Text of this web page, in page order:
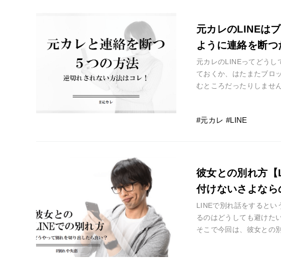
元カレのLINEは
ように連絡を断
元カレのLINEってどうし
ておくか、はたまたブロ
むところだったりしませ
元カレ LINE
彼女との別れ方
付けないさよなら
LINEで別れ話をするとい
るのはどうしても避けた
そこで今回は、彼女との